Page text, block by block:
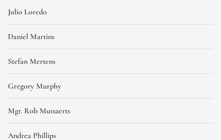
Julio Loredo
Daniel Martins
Stefan Mertens
Gregory Murphy
Mgr. Rob Mutsaerts
Andrea Phillips